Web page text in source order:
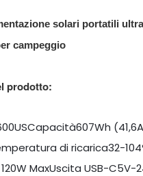
solari portatili
campeggio
prodotto:
di ricarica32-
MaxUscita USB-C5V-